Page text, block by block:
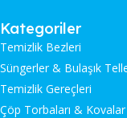
Kategoriler
Temizlik Bezleri
Süngerler & Bulaşık
Temizlik Gereçleri
Çöp Torbaları &